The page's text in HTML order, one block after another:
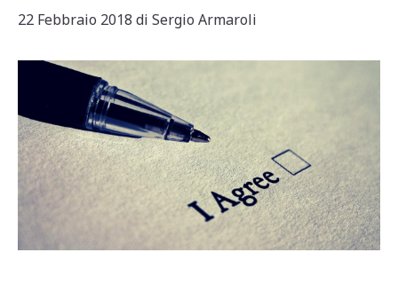
22 Febbraio 2018 di Sergio Armaroli